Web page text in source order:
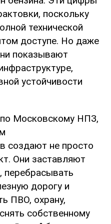
поскольку
технической
доступе. Но даже
показывают
устойчивости
Московскому НПЗ,
создают не просто
Они заставляют
перебрасывать
дорогу и
ПВО, охрану,
собственному